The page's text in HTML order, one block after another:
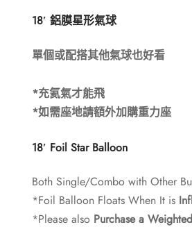
18′ 鋁膜星形氣球
單個或配搭其他氣球也好看
*充氦氣才能飛
*如需座地請額外加購重力座
18′ Foil Star Balloon
Both Single/Combo with Other
*Foil Balloon Floats When It is
*Please also Purchase a